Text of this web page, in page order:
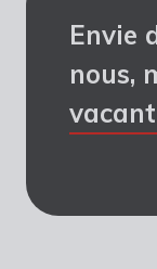
Envie
nous,